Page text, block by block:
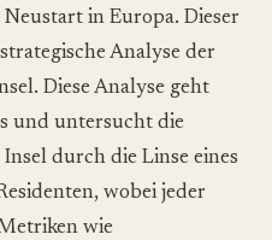
in Europa. Dieser
Analyse der
Diese Analyse geht
und untersucht die
durch die Linse eines
wobei jeder
wie